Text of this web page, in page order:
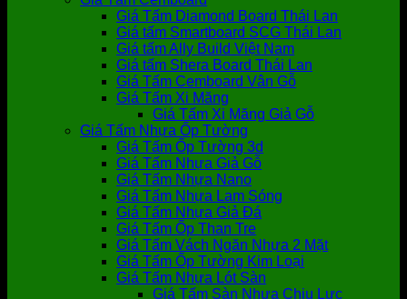
Giá Tấm Diamond Board Thái Lan
Giá tấm Smartboard SCG Thái Lan
Giá tấm Ally Build Việt Nam
Giá tấm Shera Board Thái Lan
Giá Tấm Cemboard Vân Gỗ
Giá Tấm Xi Măng
Giá Tấm Xi Măng Giả Gỗ
Giá Tấm Nhựa Ốp Tường
Giá Tấm Ốp Tường 3d
Giá Tấm Nhựa Giả Gỗ
Giá Tấm Nhựa Nano
Giá Tấm Nhựa Lam Sóng
Giá Tấm Nhựa Giả Đá
Giá Tấm Ốp Than Tre
Giá Tấm Vách Ngăn Nhựa 2 Mặt
Giá Tấm Ốp Tường Kim Loại
Giá Tấm Nhựa Lót Sàn
Giá Tấm Sàn Nhựa Chịu Lực